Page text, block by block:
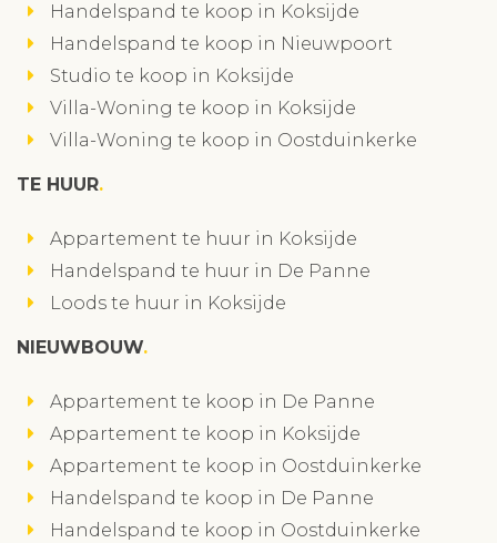
Handelspand te koop in Koksijde
Handelspand te koop in Nieuwpoort
Studio te koop in Koksijde
Villa-Woning te koop in Koksijde
Villa-Woning te koop in Oostduinkerke
TE HUUR
Appartement te huur in Koksijde
Handelspand te huur in De Panne
Loods te huur in Koksijde
NIEUWBOUW
Appartement te koop in De Panne
Appartement te koop in Koksijde
Appartement te koop in Oostduinkerke
Handelspand te koop in De Panne
Handelspand te koop in Oostduinkerke